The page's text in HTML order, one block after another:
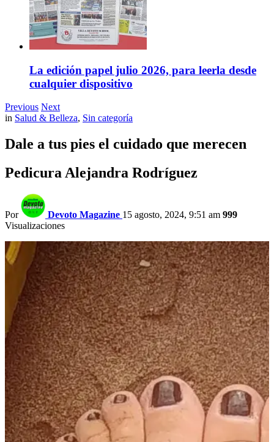
La edición papel julio 2026, para leerla desde
cualquier dispositivo
Previous Next
in Salud & Belleza, Sin categoría
Dale a tus pies el cuidado que merecen
Pedicura Alejandra Rodríguez
Por Devoto Magazine 15 agosto, 2024, 9:51 am 999
Visualizaciones